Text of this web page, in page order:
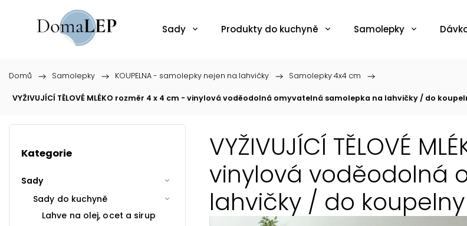
Sady Produkty do kuchyně Samolepky
Domů / Samolepky / KOUPELNA - samolepky nejen na lahvičky / Samolepky 4x4 cm /
VYŽIVUJÍCÍ TĚLOVÉ MLÉKO rozměr 4 x 4 cm - vinylová voděodolná omyvatelná samolepka na lahvičky / do
Kategorie
Sady
Sady do kuchyně
Lahve na olej, ocet a sirup
VYŽIVUJÍCÍ TĚLOVÉ
vinylová voděodolná
lahvičky / do koupelny